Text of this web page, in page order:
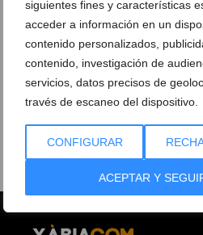
siguientes fines y características
acceder a información en un
contenido personalizados,
contenido, investigación de
servicios, datos precisos de
través de escaneo del dispositivo.
CONFIGURAR
ACEPTAR Y